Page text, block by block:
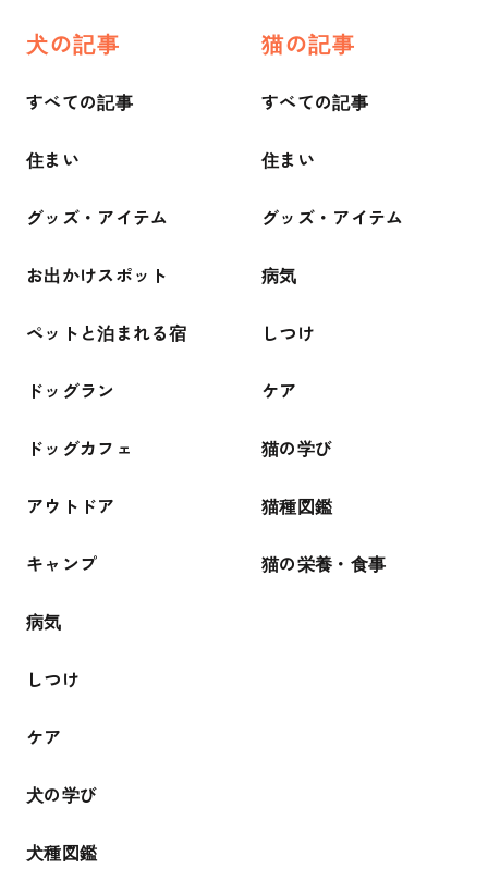
犬の記事
すべての記事
住まい
グッズ・アイテム
お出かけスポット
ペットと泊まれる宿
ドッグラン
ドッグカフェ
アウトドア
キャンプ
病気
しつけ
ケア
犬の学び
犬種図鑑
猫の記事
すべての記事
住まい
グッズ・アイテム
病気
しつけ
ケア
猫の学び
猫種図鑑
猫の栄養・食事